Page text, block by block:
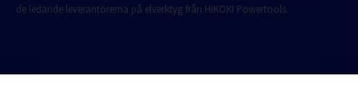
de ledande leverantörerna på elverktyg från HiKOKI Powertools.